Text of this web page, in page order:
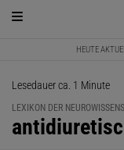
HEUTE
Lesedauer ca. 1 Minute
LEXIKON DER
: